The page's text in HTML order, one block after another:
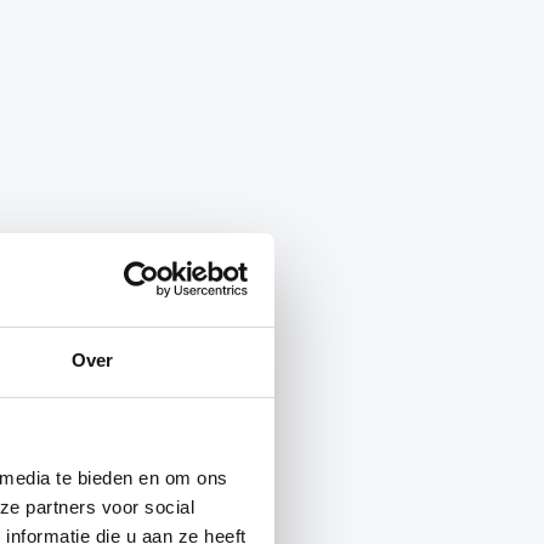
Over
te bieden en om ons
partners voor social
die u aan ze heeft